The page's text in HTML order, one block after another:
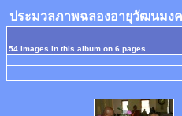
ประมวลภาพฉลองอายุวัฒนมง
54 images in this album on 6 pages.